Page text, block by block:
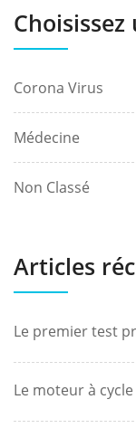
Corona Virus
Médecine
Non Classé
Articles
Le premier test
Le moteur à